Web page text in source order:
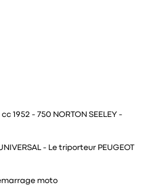
1952 - 750 NORTON SEELEY -
- Le triporteur PEUGEOT
moto